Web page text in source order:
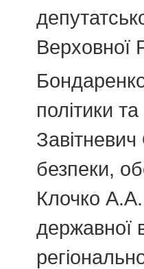
Верховної
політики
безпеки,
Клочко А.А.
державної